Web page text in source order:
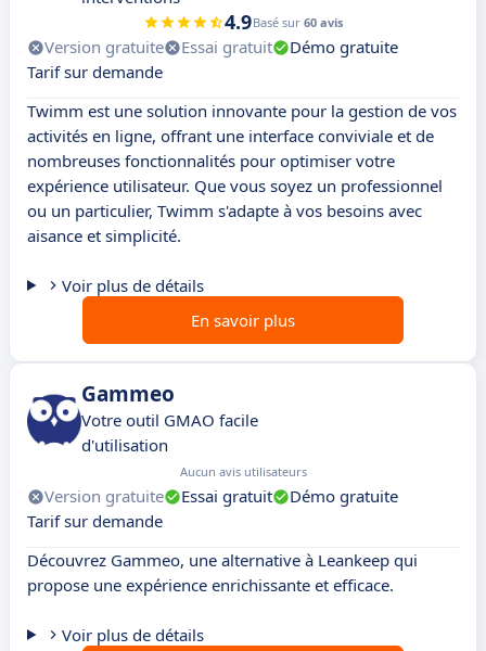
4.9Basé sur 60 avis
Version gratuite Essai gratuit
Démo gratuite
Tarif sur demande
Twimm est une solution innovante pour la gestion de vos
activités en ligne, offrant une interface conviviale et de
nombreuses fonctionnalités pour optimiser votre
expérience utilisateur. Que vous soyez un professionnel
ou un particulier, Twimm s'adapte à vos besoins avec
aisance et simplicité.
Voir plus de détails
En savoir plus
Gammeo
Votre outil GMAO facile
d'utilisation
Aucun avis utilisateurs
Version gratuite Essai gratuit
Démo gratuite
Tarif sur demande
Découvrez Gammeo, une alternative à Leankeep qui
propose une expérience enrichissante et efficace.
Voir plus de détails